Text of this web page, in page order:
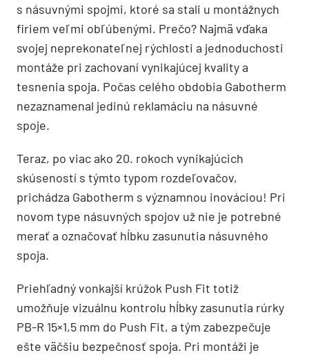
s násuvnými spojmi, ktoré sa stali u montážnych
firiem veľmi obľúbenými. Prečo? Najmä vďaka
svojej neprekonateľnej rýchlosti a jednoduchosti
montáže pri zachovaní vynikajúcej kvality a
tesnenia spoja. Počas celého obdobia Gabotherm
nezaznamenal jedinú reklamáciu na násuvné
spoje.
Teraz, po viac ako 20. rokoch vynikajúcich
skúseností s týmto typom rozdeľovačov,
prichádza Gabotherm s významnou inováciou! Pri
novom type násuvných spojov už nie je potrebné
merať a označovať hĺbku zasunutia násuvného
spoja.
Priehľadný vonkajší krúžok Push Fit totiž
umožňuje vizuálnu kontrolu hĺbky zasunutia rúrky
PB-R 15×1,5 mm do Push Fit, a tým zabezpečuje
ešte väčšiu bezpečnosť spoja. Pri montáži je